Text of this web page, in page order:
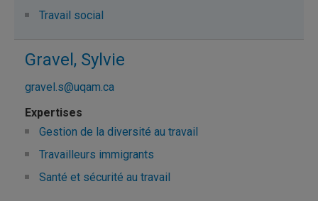
Travail social
Gravel, Sylvie
gravel.s@uqam.ca
Gestion de la diversité au travail
Travailleurs immigrants
Santé et sécurité au travail